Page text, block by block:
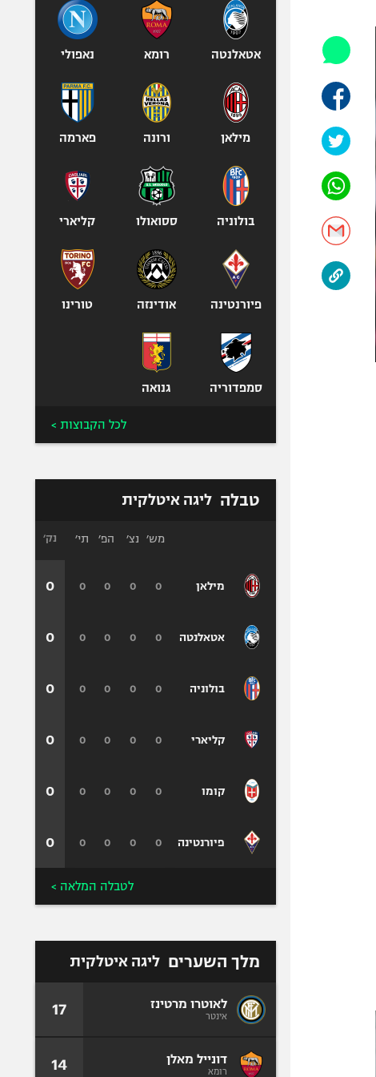
אופניים
ספורט מוטורי
פוטבול אמריקאי NFL
בייסבול MLB
ואקסטרים
אומנויות לחימה
אטאלנטה רומא נאפולי
מילאן ורונה פארמה
בולוניה ססואולו קליארי
פיורנטינה אודינזה טורינו
סמפדוריה גנואה
לכל הקבוצות >
טבלה ליגה איטלקית
מילאן
אטאלנטה
בולוניה
קליארי
קומו
פיורנטינה
מש׳ נצ׳ הפ׳ תי׳
0
0
0
0
0
0
0
0
0
0
0
0
0
0
0
0
0
0
0
0
0
0
0
0
נק׳
0
0
0
0
0
0
לטבלה המלאה >
מלך השערים ליגה איטלקית
לאוטרו מרטינז
אינטר 17
דונייל מאלן
רומא 14